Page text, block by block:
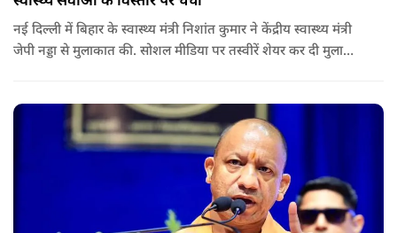
नई दिल्ली में बिहार के स्वास्थ्य मंत्री निशांत कुमार ने केंद्रीय स्वास्थ्य मंत्री
जेपी नड्डा से मुलाकात की. सोशल मीडिया पर तस्वीरें शेयर कर दी मुलाकात